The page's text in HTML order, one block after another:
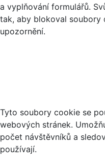
a vyplňování formulářů.
tak, aby blokoval soubory
upozornění.
Tyto soubory cookie se
webových stránek.
počet návštěvníků a
používají.